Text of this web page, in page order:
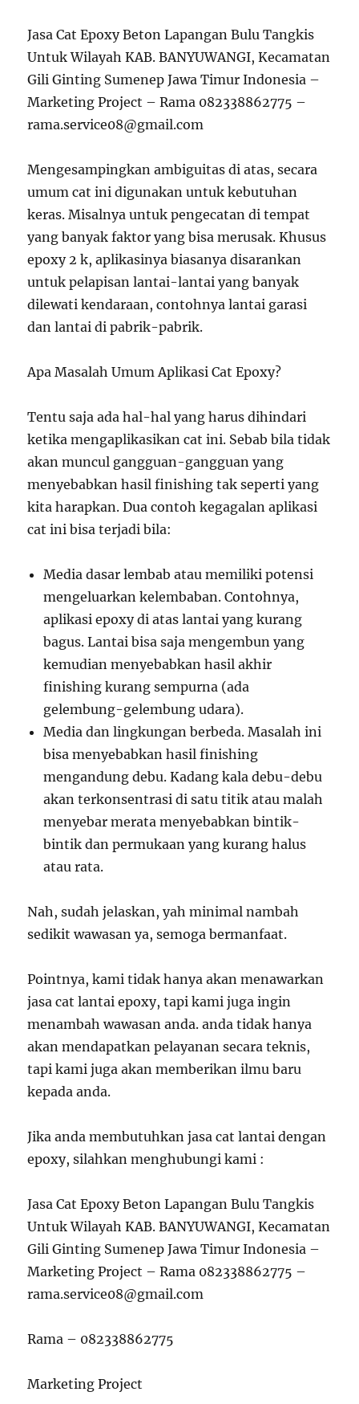
Jasa Cat Epoxy Beton Lapangan Bulu Tangkis
Untuk Wilayah KAB. BANYUWANGI, Kecamatan
Gili Ginting Sumenep Jawa Timur Indonesia –
Marketing Project – Rama 082338862775 –
rama.service08@gmail.com
Mengesampingkan ambiguitas di atas, secara
umum cat ini digunakan untuk kebutuhan
keras. Misalnya untuk pengecatan di tempat
yang banyak faktor yang bisa merusak. Khusus
epoxy 2 k, aplikasinya biasanya disarankan
untuk pelapisan lantai-lantai yang banyak
dilewati kendaraan, contohnya lantai garasi
dan lantai di pabrik-pabrik.
Apa Masalah Umum Aplikasi Cat Epoxy?
Tentu saja ada hal-hal yang harus dihindari
ketika mengaplikasikan cat ini. Sebab bila tidak
akan muncul gangguan-gangguan yang
menyebabkan hasil finishing tak seperti yang
kita harapkan. Dua contoh kegagalan aplikasi
cat ini bisa terjadi bila:
Media dasar lembab atau memiliki potensi
mengeluarkan kelembaban. Contohnya,
aplikasi epoxy di atas lantai yang kurang
bagus. Lantai bisa saja mengembun yang
kemudian menyebabkan hasil akhir
finishing kurang sempurna (ada
gelembung-gelembung udara).
Media dan lingkungan berbeda. Masalah ini
bisa menyebabkan hasil finishing
mengandung debu. Kadang kala debu-debu
akan terkonsentrasi di satu titik atau malah
menyebar merata menyebabkan bintik-
bintik dan permukaan yang kurang halus
atau rata.
Nah, sudah jelaskan, yah minimal nambah
sedikit wawasan ya, semoga bermanfaat.
Pointnya, kami tidak hanya akan menawarkan
jasa cat lantai epoxy, tapi kami juga ingin
menambah wawasan anda. anda tidak hanya
akan mendapatkan pelayanan secara teknis,
tapi kami juga akan memberikan ilmu baru
kepada anda.
Jika anda membutuhkan jasa cat lantai dengan
epoxy, silahkan menghubungi kami :
Jasa Cat Epoxy Beton Lapangan Bulu Tangkis
Untuk Wilayah KAB. BANYUWANGI, Kecamatan
Gili Ginting Sumenep Jawa Timur Indonesia –
Marketing Project – Rama 082338862775 –
rama.service08@gmail.com
Rama – 082338862775
Marketing Project